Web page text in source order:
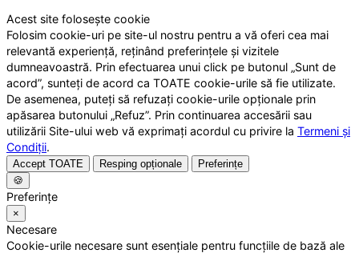
Acest site folosește cookie
Folosim cookie-uri pe site-ul nostru pentru a vă oferi cea mai
relevantă experiență, reținând preferințele și vizitele
dumneavoastră. Prin efectuarea unui click pe butonul „Sunt de
acord”, sunteți de acord ca TOATE cookie-urile să fie utilizate.
De asemenea, puteți să refuzați cookie-urile opționale prin
apăsarea butonului „Refuz”. Prin continuarea accesării sau
utilizării Site-ului web vă exprimați acordul cu privire la Termeni și
Condiții.
Accept TOATE Resping opționale
Preferințe
🍪
Preferințe
×
Necesare
Cookie-urile necesare sunt esențiale pentru funcțiile de bază ale